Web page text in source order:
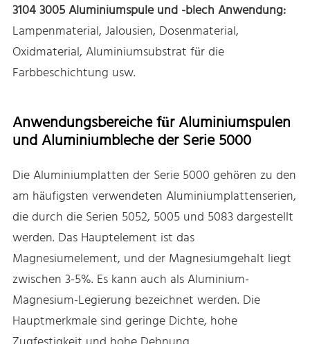
3104 3005 Aluminiumspule und -blech Anwendung:
Lampenmaterial, Jalousien, Dosenmaterial,
Oxidmaterial, Aluminiumsubstrat für die
Farbbeschichtung usw.
Anwendungsbereiche für Aluminiumspulen
und Aluminiumbleche der Serie 5000
Die Aluminiumplatten der Serie 5000 gehören zu den
am häufigsten verwendeten Aluminiumplattenserien,
die durch die Serien 5052, 5005 und 5083 dargestellt
werden. Das Hauptelement ist das
Magnesiumelement, und der Magnesiumgehalt liegt
zwischen 3-5%. Es kann auch als Aluminium-
Magnesium-Legierung bezeichnet werden. Die
Hauptmerkmale sind geringe Dichte, hohe